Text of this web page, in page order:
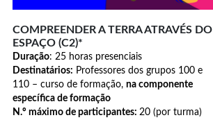
COMPREENDER A TERRA ATRAVÉS DO
ESPAÇO (C2)*
Duração: 25 horas presenciais
Destinatários: Professores dos grupos 100 e
110 – curso de formação,na componente
específica de formação
N.º máximo de participantes: 20 (por turma)